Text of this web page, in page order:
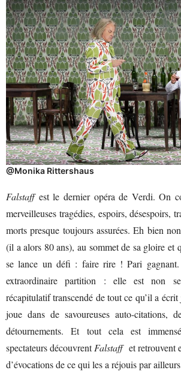
@Monika Rittershaus
Falstaffest le dernier opéra de Verdi. On
merveilleuses tragédies, espoirs, désespoirs,
morts presque toujours assurées. Eh bien
(il a alors 80 ans), au sommet de sa gloire et
se lance un défi : faire rire ! Pari
extraordinaire partition : elle est non
récapitulatif transcendé de tout ce qu’il a écrit
joue dans de savoureuses auto-citations,
détournements. Et tout cela est
spectateurs découvrentFalstaffet retrouvent
d’évocations de ce qui les a réjouis par